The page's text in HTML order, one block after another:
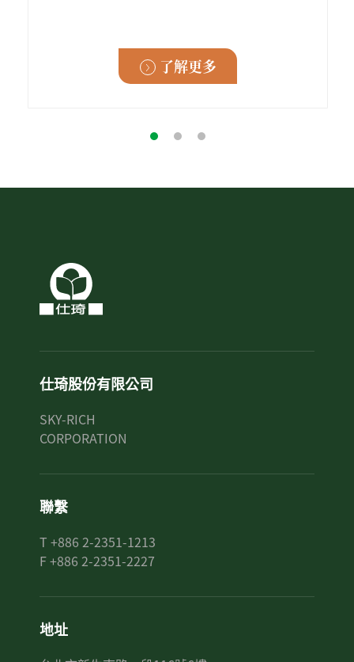
了解更多
仕琦股份有限公司
SKY-RICH
CORPORATION
聯繫
T +886 2-2351-1213
F +886 2-2351-2227
地址